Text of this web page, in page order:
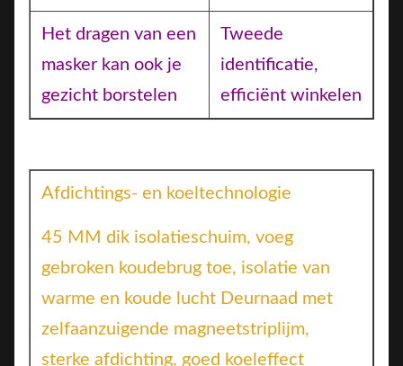
Het dragen van een
masker kan ook je
gezicht borstelen
Tweede
identificatie,
efficiënt winkelen
Afdichtings- en koeltechnologie
45 MM dik isolatieschuim, voeg
gebroken koudebrug toe, isolatie van
warme en koude lucht Deurnaad met
zelfaanzuigende magneetstriplijm,
sterke afdichting, goed koeleffect